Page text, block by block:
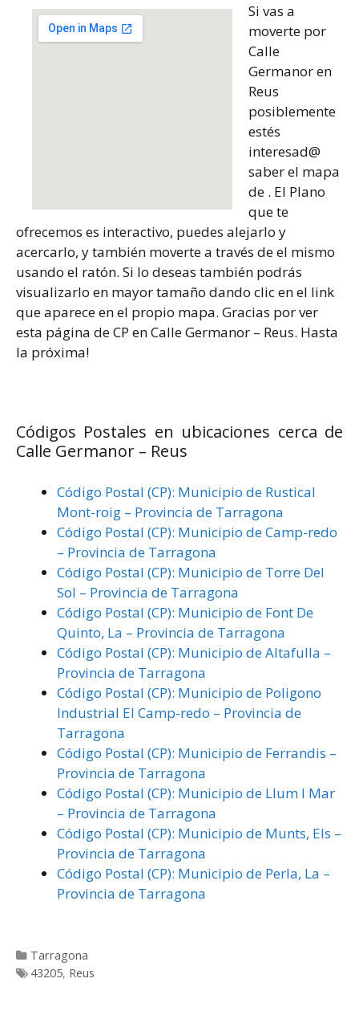
Si vas a
moverte por
Calle
Germanor en
Reus
posiblemente
estés
interesad@
saber el mapa
de . El Plano
que te
ofrecemos es interactivo, puedes alejarlo y
acercarlo, y también moverte a través de el mismo
usando el ratón. Si lo deseas también podrás
visualizarlo en mayor tamaño dando clic en el link
que aparece en el propio mapa. Gracias por ver
esta página de CP en Calle Germanor – Reus. Hasta
la próxima!
Códigos Postales en ubicaciones cerca de
Calle Germanor – Reus
Código Postal (CP): Municipio de Rustical
Mont-roig – Provincia de Tarragona
Código Postal (CP): Municipio de Camp-redo
– Provincia de Tarragona
Código Postal (CP): Municipio de Torre Del
Sol – Provincia de Tarragona
Código Postal (CP): Municipio de Font De
Quinto, La – Provincia de Tarragona
Código Postal (CP): Municipio de Altafulla –
Provincia de Tarragona
Código Postal (CP): Municipio de Poligono
Industrial El Camp-redo – Provincia de
Tarragona
Código Postal (CP): Municipio de Ferrandis –
Provincia de Tarragona
Código Postal (CP): Municipio de Llum I Mar
– Provincia de Tarragona
Código Postal (CP): Municipio de Munts, Els –
Provincia de Tarragona
Código Postal (CP): Municipio de Perla, La –
Provincia de Tarragona
Categorías
Tarragona
Etiquetas
43205, Reus